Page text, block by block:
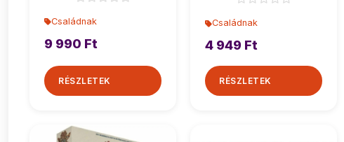
Családnak
9 990 Ft
RÉSZLETEK
Családnak
4 949 Ft
RÉSZLETEK